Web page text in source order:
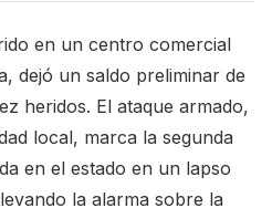
en un centro comercial
dejó un saldo preliminar de
heridos. El ataque armado,
local, marca la segunda
en el estado en un lapso
la alarma sobre la